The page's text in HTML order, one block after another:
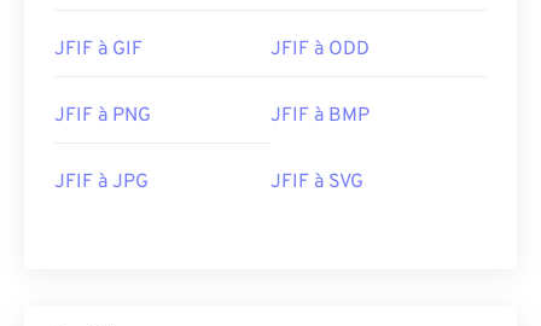
JFIF à GIF JFIF à ODD
JFIF à PNG JFIF à BMP
JFIF à JPG JFIF à SVG